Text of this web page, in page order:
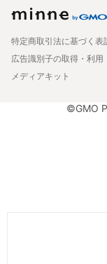
特定商取引法に基づく表
広告識別子の取得・利用
メディアキット
©GMO